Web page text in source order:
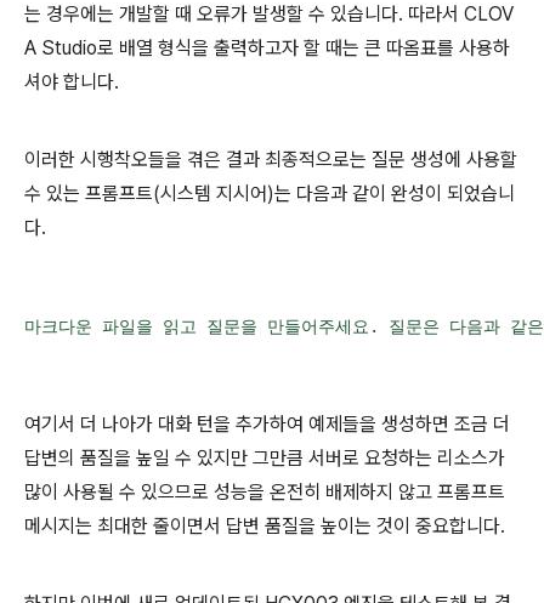
는 경우에는 개발할 때 오류가 발생할 수 있습니다. 따라서 CLOV
A Studio로 배열 형식을 출력하고자 할 때는 큰 따옴표를 사용하
셔야 합니다.
이러한 시행착오들을 겪은 결과 최종적으로는 질문 생성에 사용할
수 있는 프롬프트(시스템 지시어)는 다음과 같이 완성이 되었습니
다.
마크다운 파일을 읽고 질문을 만들어주세요. 질문은 다음
여기서 더 나아가 대화 턴을 추가하여 예제들을 생성하면 조금 더
답변의 품질을 높일 수 있지만 그만큼 서버로 요청하는 리소스가
많이 사용될 수 있으므로 성능을 온전히 배제하지 않고 프롬프트
메시지는 최대한 줄이면서 답변 품질을 높이는 것이 중요합니다.